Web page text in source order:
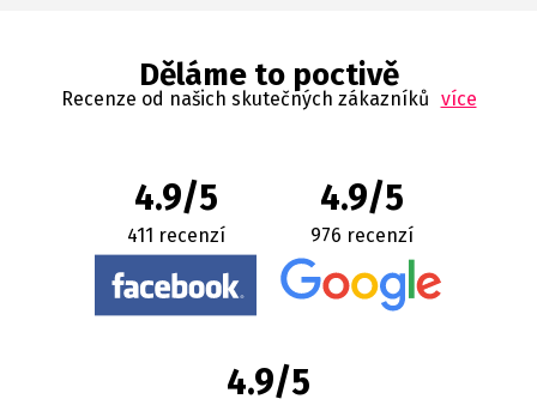
Děláme to poctivě
Recenze od našich skutečných zákazníků více
4.9/5
411 recenzí
4.9/5
976 recenzí
4.9/5